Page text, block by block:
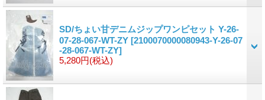
SD/ちょい甘デニムジップワンピセット Y-26-
07-28-067-WT-ZY [2100070000080943-Y-26-07
-28-067-WT-ZY]
5,280円(税込)